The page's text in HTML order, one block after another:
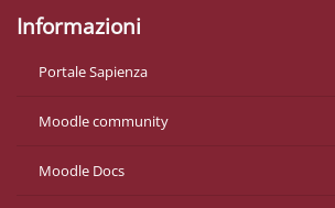
Informazioni
Portale Sapienza
Moodle community
Moodle Docs